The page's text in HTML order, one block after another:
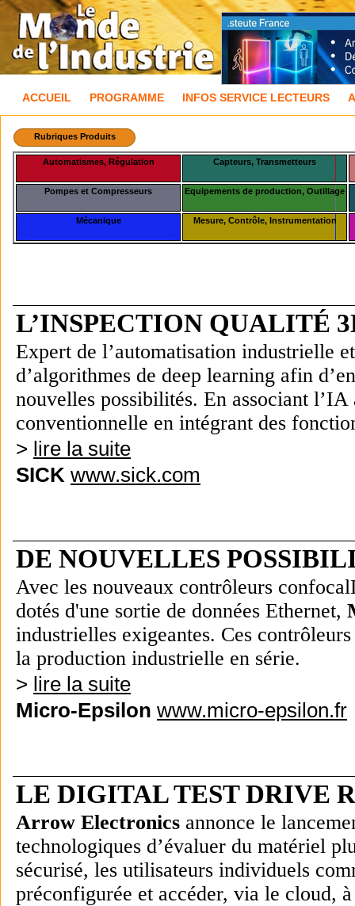
ACCUEIL PROGRAMME INFOS SERVICE LECTEURS
Rubriques Produits
Automatismes, Régulation Capteurs, Transmetteurs
Pompes et Compresseurs Equipements de production, Outillage
Mécanique Mesure, Contrôle, Instrumentation
L’INSPECTION QUALITÉ
Expert de l’automatisation industrielle
d’algorithmes de deep learning afin
nouvelles possibilités. En associant
conventionnelle en intégrant des
> lire la suite
SICK www.sick.com
DE NOUVELLES
Avec les nouveaux contrôleurs
dotés d'une sortie de données Ethernet,
industrielles exigeantes. Ces
la production industrielle en série.
> lire la suite
Micro-Epsilon www.micro-epsilon.fr
LE DIGITAL TEST DRIVE
Arrow Electronics annonce le
technologiques d’évaluer du matériel
sécurisé, les utilisateurs individuels
préconfigurée et accéder, via le cloud,